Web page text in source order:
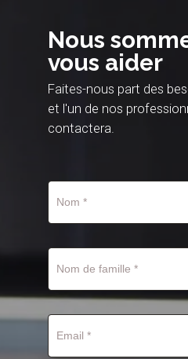
Nous
vous aider
Faites-nous part des
et l'un de nos
contactera.